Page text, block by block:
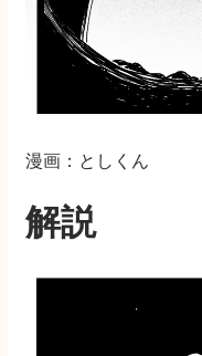
漫画：としくん
解説